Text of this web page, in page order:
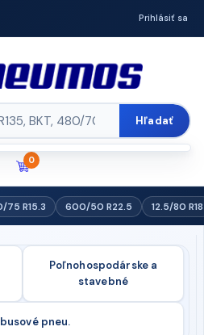
Prihlásiť sa
Hľadať
0
75 R15.3 600/50 R22.5 12.5/80 R18
Poľnohospodárske a
stavebné
pneu.